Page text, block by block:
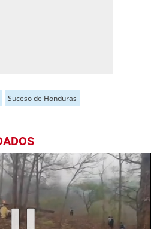
Suceso de Honduras